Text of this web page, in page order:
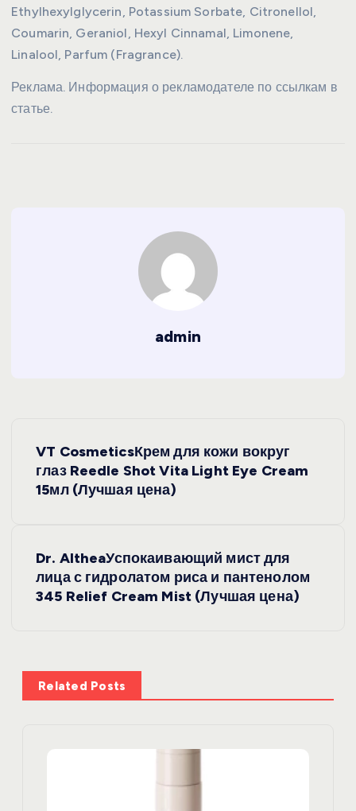
Ethylhexylglycerin, Potassium Sorbate, Citronellol,
Coumarin, Geraniol, Hexyl Cinnamal, Limonene,
Linalool, Parfum (Fragrance).
Реклама. Информация о рекламодателе по ссылкам в
статье.
admin
ц
и
VT CosmeticsКрем для кожи вокруг
глаз Reedle Shot Vita Light Eye Cream
15мл (Лучшая цена)
Dr. AltheaУспокаивающий мист для
лица с гидролатом риса и пантенолом
345 Relief Cream Mist (Лучшая цена)
Related Posts